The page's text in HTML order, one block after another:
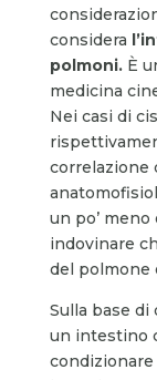
considera
polmoni.È
medicina
Nei casi di
correlazione
un po’
indovinare
del polmone
Sulla base di
un intestino